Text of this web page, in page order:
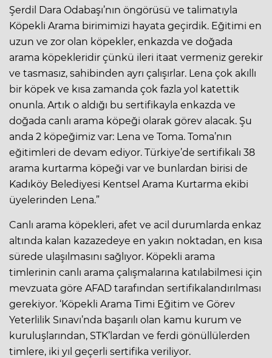
Şerdil Dara Odabaşı’nın öngörüsü ve talimatıyla
Köpekli Arama birimimizi hayata geçirdik. Eğitimi en
uzun ve zor olan köpekler, enkazda ve doğada
arama köpekleridir çünkü ileri itaat vermeniz gerekir
ve tasmasız, sahibinden ayrı çalışırlar. Lena çok akıllı
bir köpek ve kısa zamanda çok fazla yol katettik
onunla. Artık o aldığı bu sertifikayla enkazda ve
doğada canlı arama köpeği olarak görev alacak. Şu
anda 2 köpeğimiz var: Lena ve Toma. Toma’nın
eğitimleri de devam ediyor. Türkiye’de sertifikalı 38
arama kurtarma köpeği var ve bunlardan birisi de
Kadıköy Belediyesi Kentsel Arama Kurtarma ekibi
üyelerinden Lena.”
Canlı arama köpekleri, afet ve acil durumlarda enkaz
altında kalan kazazedeye en yakın noktadan, en kısa
sürede ulaşılmasını sağlıyor. Köpekli arama
timlerinin canlı arama çalışmalarına katılabilmesi için
mevzuata göre AFAD tarafından sertifikalandırılması
gerekiyor. ‘Köpekli Arama Timi Eğitim ve Görev
Yeterlilik Sınavı’nda başarılı olan kamu kurum ve
kuruluşlarından, STK’lardan ve ferdi gönüllülerden
timlere, iki yıl geçerli sertifika veriliyor.